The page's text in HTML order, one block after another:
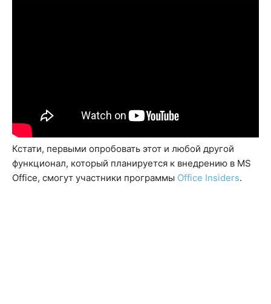
Кстати, первыми опробовать этот и любой другой
функционал, который планируется к внедрению в MS
Office, смогут участники программы Office Insiders.